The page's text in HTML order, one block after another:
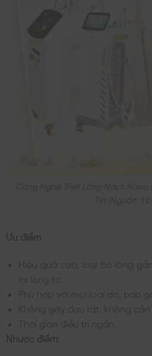
Công Nghệ Triệt Lông Nách Nano
Tín (nguồn: Yb
Ưu điểm
Hiệu quả cao, loại bỏ lông
lại lông tơ.
Phù hợp với mọi loại da, bao
Không gây đau rát, không cần
Thời gian điều trị ngắn.
Nhược điểm: